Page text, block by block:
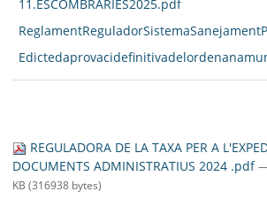
11.ESCOMBRARIES2025.pdf
REGULADORA DE LA TAXA PER A
DOCUMENTS ADMINISTRATIUS 2024 .pdf—
KB (316938 bytes)